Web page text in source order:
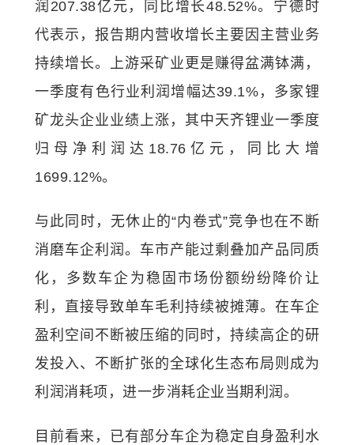
润207.38亿元，同比增长48.52%。宁德时
代表示，报告期内营收增长主要因主营业务
持续增长。上游采矿业更是赚得盆满钵满，
一季度有色行业利润增幅达39.1%，多家锂
矿龙头企业业绩上涨，其中天齐锂业一季度
归母净利润达18.76亿元，同比大增
1699.12%。
与此同时，无休止的“内卷式”竞争也在不断
消磨车企利润。车市产能过剩叠加产品同质
化，多数车企为稳固市场份额纷纷降价让
利，直接导致单车毛利持续被摊薄。在车企
盈利空间不断被压缩的同时，持续高企的研
发投入、不断扩张的全球化生态布局则成为
利润消耗项，进一步消耗企业当期利润。
目前看来，已有部分车企为稳定自身盈利水